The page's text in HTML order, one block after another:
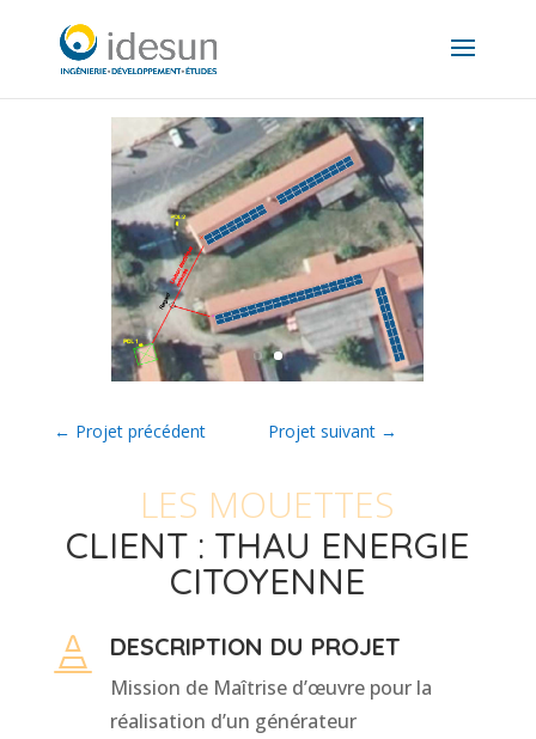
← Projet précédent Projet suivant→
LES MOUETTES
CLIENT : THAU ENERGIE
CITOYENNE
 DESCRIPTION DU PROJET
Mission de Maîtrise d’œuvre pour la
réalisation d’un générateur